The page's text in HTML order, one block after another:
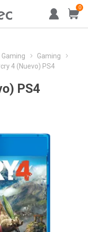
0
Gaming
4 (Nuevo) PS4
PS4